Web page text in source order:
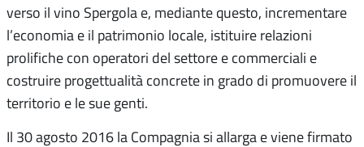
verso il vino Spergola e, mediante questo, incrementare
l’economia e il patrimonio locale, istituire relazioni
prolifiche con operatori del settore e commerciali e
costruire progettualità concrete in grado di promuovere il
territorio e le sue genti.
Il 30 agosto 2016 la Compagnia si allarga e viene firmato